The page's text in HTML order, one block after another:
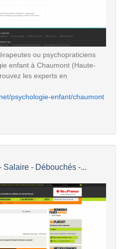
ou psychopraticiens
enfant à Chaumont (Haute-
les experts en
psychologie-enfant/chaumont
Salaire - Débouchés -...